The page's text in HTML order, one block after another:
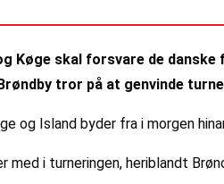
Køge skal forsvare de
tror på at genvinde
og Island byder fra i morgen
med i turneringen, heriblandt